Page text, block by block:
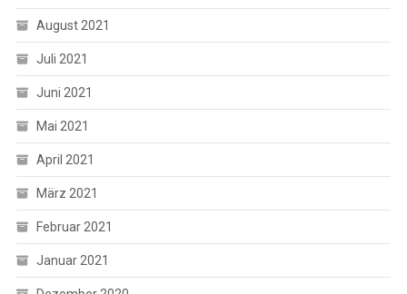
August 2021
Juli 2021
Juni 2021
Mai 2021
April 2021
März 2021
Februar 2021
Januar 2021